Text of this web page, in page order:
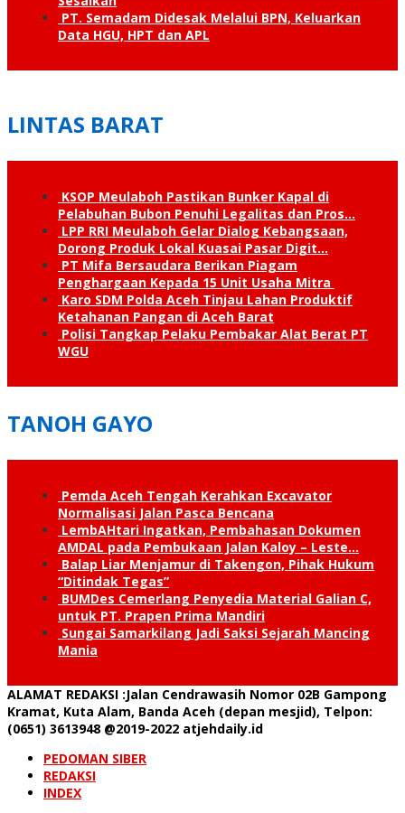
PT. Semadam Didesak Melalui BPN, Keluarkan
Data HGU, HPT dan APL
LINTAS BARAT
KSOP Meulaboh Pastikan Bunker Kapal di
Pelabuhan Bubon Penuhi Legalitas dan Pros…
LPP RRI Meulaboh Gelar Dialog Kebangsaan,
Dorong Produk Lokal Kuasai Pasar Digit…
PT Mifa Bersaudara Berikan Piagam
Penghargaan Kepada 15 Unit Usaha Mitra
Karo SDM Polda Aceh Tinjau Lahan Produktif
Ketahanan Pangan di Aceh Barat
Polisi Tangkap Pelaku Pembakar Alat Berat PT
WGU
TANOH GAYO
Pemda Aceh Tengah Kerahkan Excavator
Normalisasi Jalan Pasca Bencana
LembAHtari Ingatkan, Pembahasan Dokumen
AMDAL pada Pembukaan Jalan Kaloy – Leste…
Balap Liar Menjamur di Takengon, Pihak Hukum
“Ditindak Tegas”
BUMDes Cemerlang Penyedia Material Galian C,
untuk PT. Prapen Prima Mandiri
Sungai Samarkilang Jadi Saksi Sejarah Mancing
Mania
ALAMAT REDAKSI :Jalan Cendrawasih Nomor 02B Gampong
Kramat, Kuta Alam, Banda Aceh (depan mesjid), Telpon:
(0651) 3613948 @2019-2022 atjehdaily.id
PEDOMAN SIBER
REDAKSI
INDEX